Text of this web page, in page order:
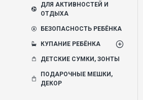
ДЛЯ АКТИВНОСТЕЙ И
ОТДЫХА
БЕЗОПАСНОСТЬ РЕБЁНКА
КУПАНИЕ РЕБЁНКА
ДЕТСКИЕ СУМКИ, ЗОНТЫ
ПОДАРОЧНЫЕ МЕШКИ,
ДЕКОР